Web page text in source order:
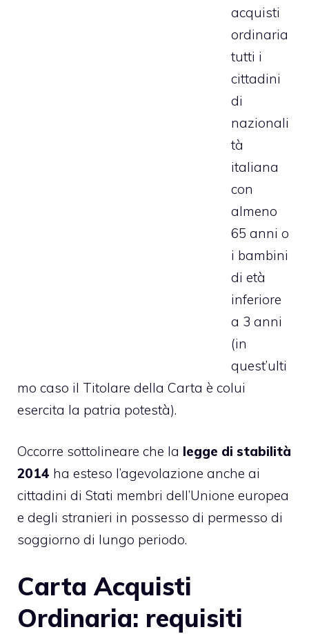
acquisti
ordinaria
tutti i
cittadini
di
nazionali
tà
italiana
con
almeno
65 anni o
i bambini
di età
inferiore
a 3 anni
(in
quest’ulti
mo caso il Titolare della Carta è colui
esercita la patria potestà).
Occorre sottolineare che la legge di stabilità
2014 ha esteso l’agevolazione anche ai
cittadini di Stati membri dell’Unione europea
e degli stranieri in possesso di permesso di
soggiorno di lungo periodo.
Carta Acquisti
Ordinaria: requisiti